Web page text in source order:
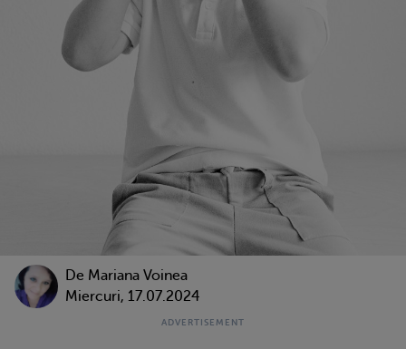
De Mariana Voinea
Miercuri, 17.07.2024